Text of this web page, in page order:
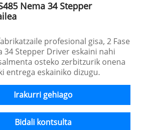
Nema 34 Stepper
profesional gisa, 2 Fase
34 Stepper Driver eskaini nahi
osteko zerbitzurik onena
entrega eskainiko dizugu.
Irakurri gehiago
Bidali kontsulta